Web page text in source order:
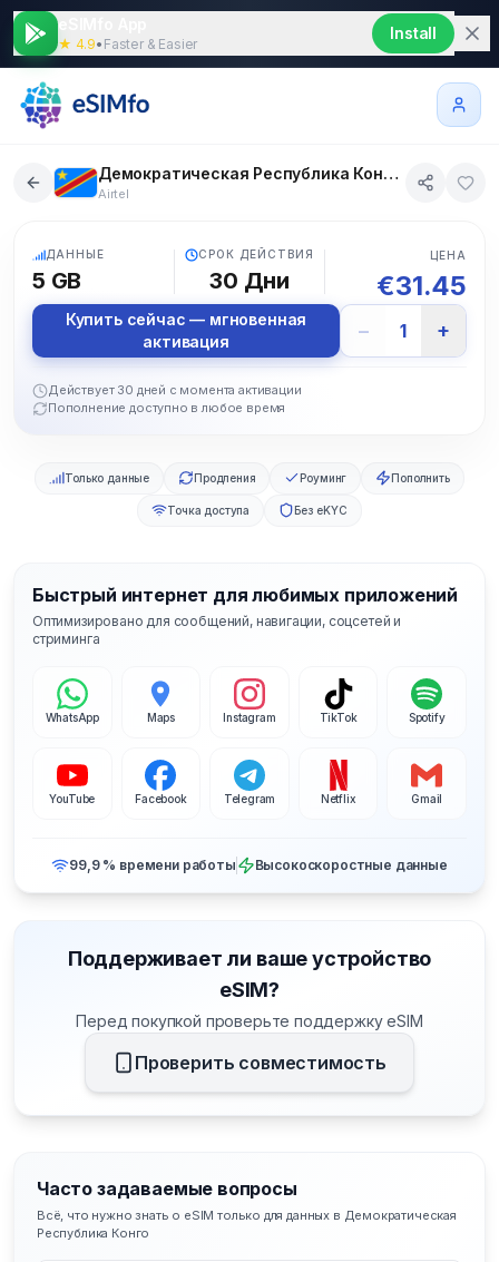
★ 4.9• Faster & Easier
Install
Демократическая Республика Конго eSIM 5 GB 30 дни
Airtel
ДАННЫЕ
5 GB
СРОК ДЕЙСТВИЯ
30 Дни
ЦЕНА
€31.45
Купить сейчас — мгновенная
активация
− 1 +
Действует 30 дней с момента активации
Пополнение доступно в любое время
Только данные Продления Роуминг Пополнить
Точка доступа Без eKYC
Быстрый интернет для любимых приложений
Оптимизировано для сообщений, навигации, соцсетей и
стриминга
WhatsApp Maps Instagram TikTok Spotify
YouTube Facebook Telegram Netflix Gmail
99,9 % времени работы Высокоскоростные данные
Поддерживает ли ваше устройство
eSIM?
Перед покупкой проверьте поддержку eSIM
Проверить совместимость
Часто задаваемые вопросы
Всё, что нужно знать о eSIM только для данных в Демократическая
Республика Конго